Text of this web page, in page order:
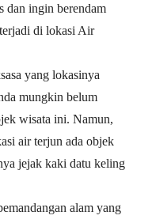
dan ingin berendam
di lokasi Air
yang lokasinya
mungkin belum
wisata ini. Namun,
air terjun ada objek
jejak kaki datu keling
alam yang